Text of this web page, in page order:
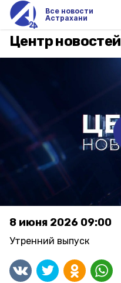
Все новости
Астрахани
Центр новостей
8 июня 2026 09:00
Утренний выпуск